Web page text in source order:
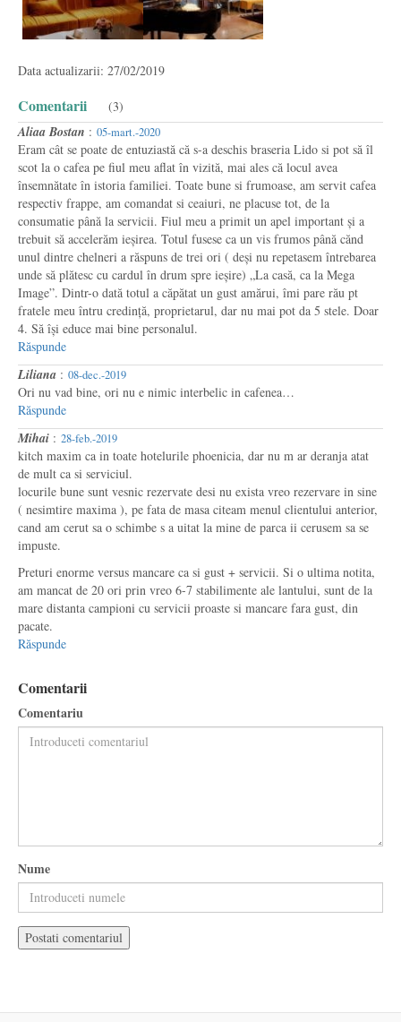
Data actualizarii: 27/02/2019
Comentarii (3)
Aliaa Bostan : 05-mart.-2020
Eram cât se poate de entuziastă că s-a deschis braseria Lido si pot să îl
scot la o cafea pe fiul meu aflat în vizită, mai ales că locul avea
însemnătate în istoria familiei. Toate bune si frumoase, am servit cafea
respectiv frappe, am comandat si ceaiuri, ne placuse tot, de la
consumatie până la servicii. Fiul meu a primit un apel important și a
trebuit să accelerăm ieșirea. Totul fusese ca un vis frumos până cănd
unul dintre chelneri a răspuns de trei ori ( deși nu repetasem întrebarea
unde să plătesc cu cardul în drum spre ieșire) „La casă, ca la Mega
Image”. Dintr-o dată totul a căpătat un gust amărui, îmi pare rău pt
fratele meu întru credință, proprietarul, dar nu mai pot da 5 stele. Doar
4. Să își educe mai bine personalul.
Răspunde
Liliana : 08-dec.-2019
Ori nu vad bine, ori nu e nimic interbelic in cafenea…
Răspunde
Mihai : 28-feb.-2019
kitch maxim ca in toate hotelurile phoenicia, dar nu m ar deranja atat
de mult ca si serviciul.
locurile bune sunt vesnic rezervate desi nu exista vreo rezervare in sine
( nesimtire maxima ), pe fata de masa citeam menul clientului anterior,
cand am cerut sa o schimbe s a uitat la mine de parca ii cerusem sa se
impuste.
Preturi enorme versus mancare ca si gust + servicii. Si o ultima notita,
am mancat de 20 ori prin vreo 6-7 stabilimente ale lantului, sunt de la
mare distanta campioni cu servicii proaste si mancare fara gust, din
pacate.
Răspunde
Comentarii
Comentariu
Nume